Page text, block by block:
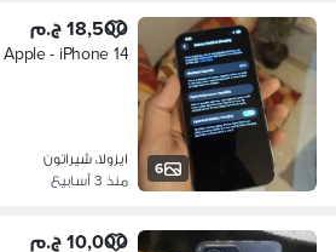
6
18,500 ج.م
Apple - iPhone 14
ايزولا، شيراتون
منذ 3 أسابيع
10,000 ج.م